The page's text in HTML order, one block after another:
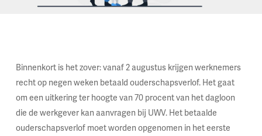
Binnenkort is het zover: vanaf 2 augustus krijgen werknemers
recht op negen weken betaald ouderschapsverlof. Het gaat
om een uitkering ter hoogte van 70 procent van het dagloon
die de werkgever kan aanvragen bij UWV. Het betaalde
ouderschapsverlof moet worden opgenomen in het eerste